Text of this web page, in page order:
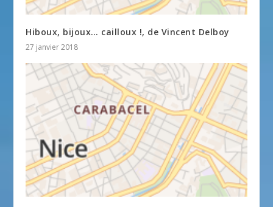
Hiboux, bijoux… cailloux !, de Vincent Delboy
27 janvier 2018